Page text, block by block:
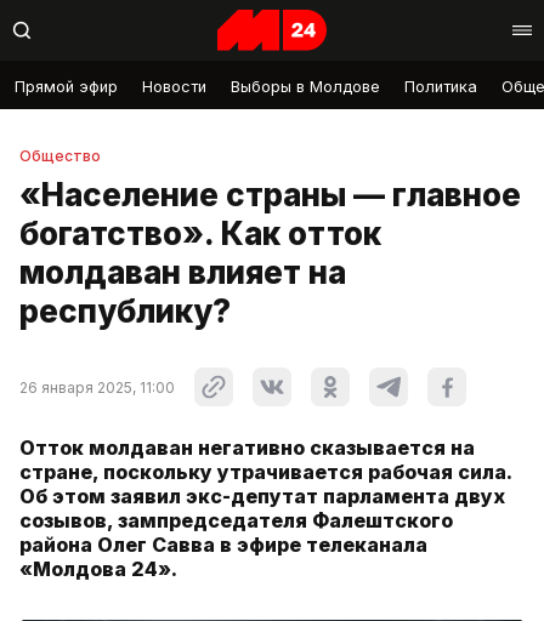
Прямой эфир Новости Выборы в Молдове Политика
Общество
«Население страны — главное
богатство». Как отток
молдаван влияет на
республику?
26 января 2025, 11:00
Отток молдаван негативно сказывается на
стране, поскольку утрачивается рабочая сила.
Об этом заявил экс-депутат парламента двух
созывов, зампредседателя Фалештского
района Олег Савва в эфире телеканала
«Молдова 24».